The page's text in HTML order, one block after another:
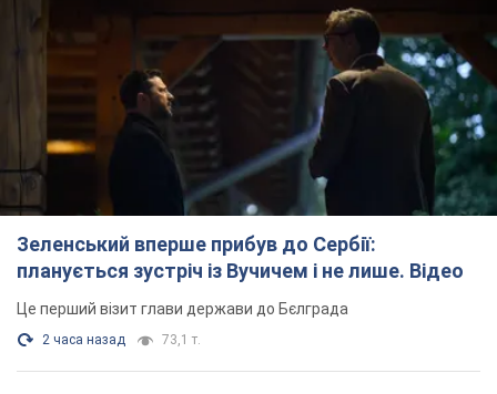
Зеленський вперше прибув до Сербії:
планується зустріч із Вучичем і не лише. Відео
Це перший візит глави держави до Бєлграда
2 часа назад 73,1 т.